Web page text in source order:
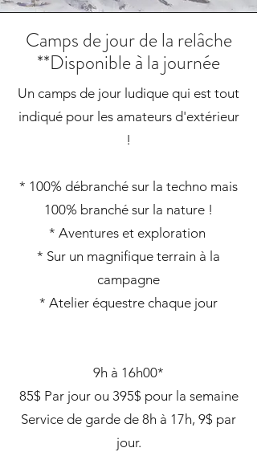
Camps de jour de la relâche
**Disponible à la journée
Un camps de jour ludique qui est tout
indiqué pour les amateurs d'extérieur
!
* 100% débranché sur la techno mais
100% branché sur la nature !
* Aventures et exploration
* Sur un magnifique terrain à la
campagne
* Atelier équestre chaque jour
9h à 16h00*
85$ Par jour ou 395$ pour la semaine
Service de garde de 8h à 17h, 9$ par
jour.​